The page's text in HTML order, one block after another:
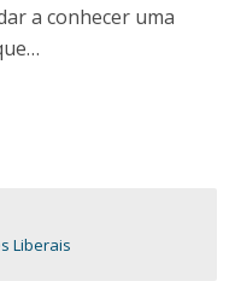
a conhecer uma
Liberais